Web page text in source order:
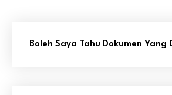
Boleh Saya Tahu Dokumen Yang